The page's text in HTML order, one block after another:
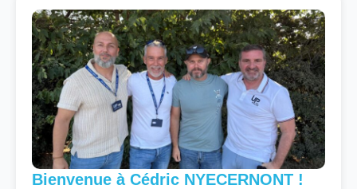
Bienvenue à Cédric NYECERNONT !